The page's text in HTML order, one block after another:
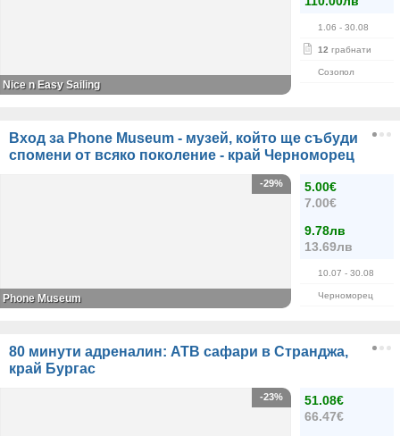
1.06 - 30.08
12 грабнати
Созопол
Nice n Easy Sailing
Вход за Phone Museum - музей, който ще събуди
спомени от всяко поколение - край Черноморец
5.00€
7.00€
9.78лв
13.69лв
10.07 - 30.08
Черноморец
-29%
Phone Museum
80 минути адреналин: АТB сафари в Странджа,
край Бургас
51.08€
66.47€
-23%